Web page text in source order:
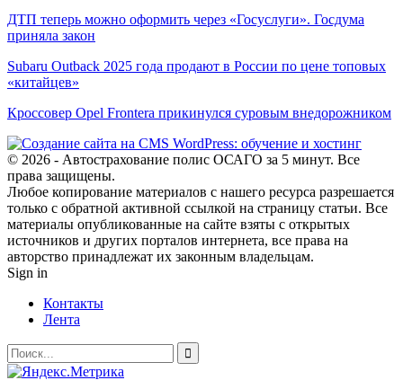
ДТП теперь можно оформить через «Госуслуги». Госдума
приняла закон
Subaru Outback 2025 года продают в России по цене топовых
«китайцев»
Кроссовер Opel Frontera прикинулся суровым внедорожником
© 2026 - Автострахование полис ОСАГО за 5 минут. Все
права защищены.
Любое копирование материалов с нашего ресурса разрешается
только с обратной активной ссылкой на страницу статьи. Все
материалы опубликованные на сайте взяты с открытых
источников и других порталов интернета, все права на
авторство принадлежат их законным владельцам.
Sign in
Контакты
Лента